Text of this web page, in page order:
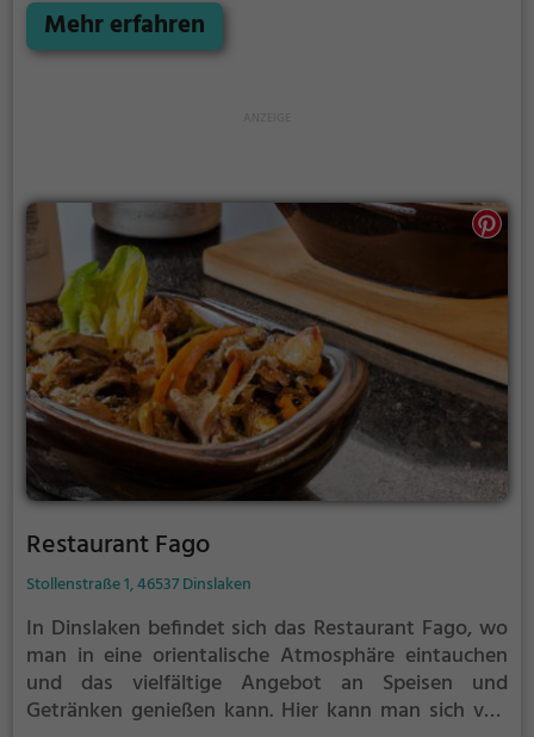
Biogerichte, hier kommt jeder Geschmack auf seine
Kosten. Die Crêperie verwöhnt mit süßen und
die kulinarischen Highlights im Zeloh.
Mehr erfahren
Restaurant Fago
Stollenstraße 1, 46537 Dinslaken
In Dinslaken befindet sich das Restaurant Fago, wo
man in eine orientalische Atmosphäre eintauchen
und das vielfältige Angebot an Speisen und
Getränken genießen kann. Hier kann man sich von